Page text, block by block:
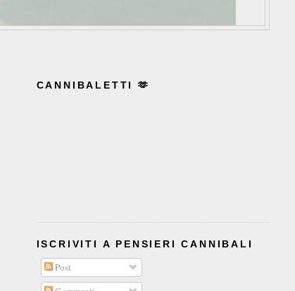
CANNIBALETTI 🫶
ISCRIVITI A PENSIERI CANNIBALI
Post